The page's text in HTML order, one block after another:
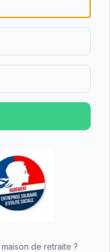
de retraite ?